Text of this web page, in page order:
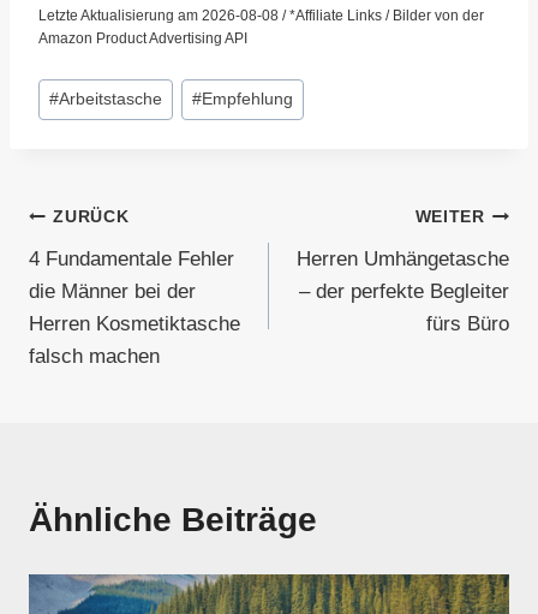
Letzte Aktualisierung am 2026-08-08 / *Affiliate Links / Bilder von der
Amazon Product Advertising API
Schlagworte:
#Arbeitstasche #Empfehlung
Beitragsnavigation
ZURÜCK
4 Fundamentale Fehler
die Männer bei der
Herren Kosmetiktasche
falsch machen
WEITER
Herren Umhängetasche
– der perfekte Begleiter
fürs Büro
Ähnliche Beiträge